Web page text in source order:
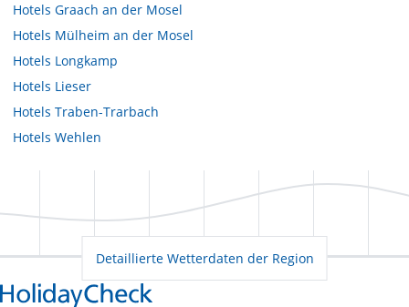
Hotels Graach an der Mosel
Hotels Mülheim an der Mosel
Hotels Longkamp
Hotels Lieser
Hotels Traben-Trarbach
Hotels Wehlen
Detaillierte Wetterdaten der Region